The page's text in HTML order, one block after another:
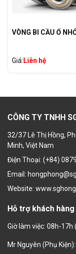
VÒNG BI CẦU Ổ
Giá: Liên hệ
CÔNG TY TNHH
32/37 Lê Thị Hồng,
Minh, Việt Nam
Điện Thoại: (+84)
Email:
Website:
Hỗ trợ khách hàng
Giờ làm việc: 08h-
Mr Nguyên (Phụ